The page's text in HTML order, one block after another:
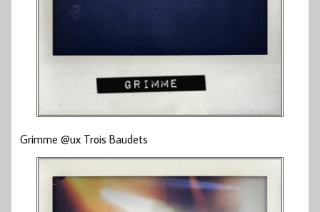
Grimme @ux Trois Baudets